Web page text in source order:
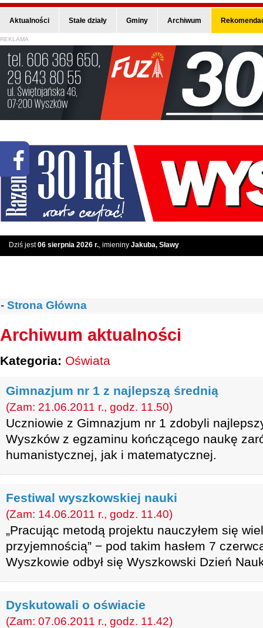
Aktualności Stałe działy Gminy Archiwum
REKLAMA
Dziś jest06 sierpnia 2026 r., imieniny Jakuba, Sławy
- Strona Główna
Archiwum aktualności
Kategoria: Oświata
Gimnazjum nr 1 z najlepszą średnią
(Zam: 21.06.2011 r., godz. 11.50)
Uczniowie z Gimnazjum nr 1 zdobyli
Wyszków z egzaminu kończącego naukę
humanistycznej, jak i matematycznej.
Festiwal wyszkowskiej nauki
(Zam: 14.06.2011 r., godz. 11.40)
„Pracując metodą projektu nauczyłem się
przyjemnością” − pod takim hasłem 7
Wyszkowie odbył się Wyszkowski Dzień
Dyskutowali o oświacie
(Zam: 07.06.2011 r., godz. 11.42)